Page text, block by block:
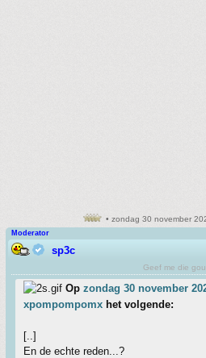
• zondag 30 november
Moderator
sp3c
Geef me die
Op zondag 30 november
xpompompomx het volgende:
[..]
En de echte reden...?